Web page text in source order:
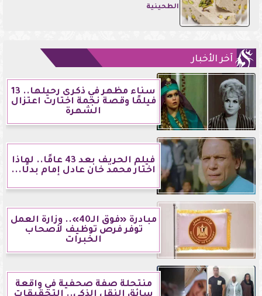
الطحينية
آخر الأخبار
سناء مظهر في ذكرى رحيلها.. 13
فيلمًا وقصة نجمة اختارت اعتزال
الشهرة
فيلم الحريف بعد 43 عامًا.. لماذا
اختار محمد خان عادل إمام بدلًا...
مبادرة «فوق الـ40».. وزارة العمل
توفر فرص توظيف لأصحاب
الخبرات
منتحلة صفة صحفية في واقعة
سائق النقل الذكي.. التحقيقات